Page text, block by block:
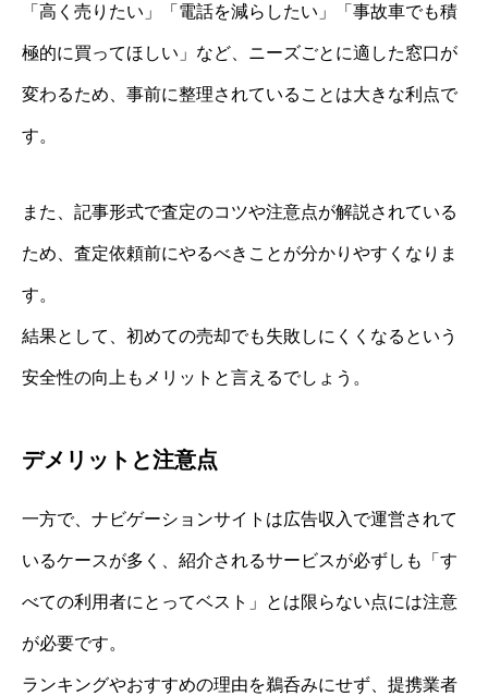
「高く売りたい」「電話を減らしたい」「事故車でも積
極的に買ってほしい」など、ニーズごとに適した窓口が
変わるため、事前に整理されていることは大きな利点で
す。
また、記事形式で査定のコツや注意点が解説されている
ため、査定依頼前にやるべきことが分かりやすくなりま
す。
結果として、初めての売却でも失敗しにくくなるという
安全性の向上もメリットと言えるでしょう。
デメリットと注意点
一方で、ナビゲーションサイトは広告収入で運営されて
いるケースが多く、紹介されるサービスが必ずしも「す
べての利用者にとってベスト」とは限らない点には注意
が必要です。
ランキングやおすすめの理由を鵜呑みにせず、提携業者